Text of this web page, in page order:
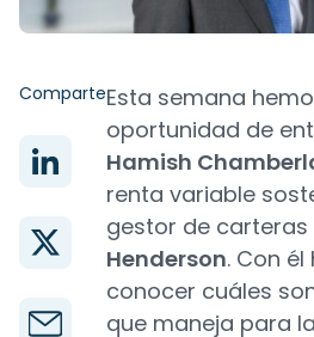
ComparteEsta semana
oportunidad de
Hamish
renta variable
gestor de carteras
Henderson. Con
conocer cuáles
que maneja para